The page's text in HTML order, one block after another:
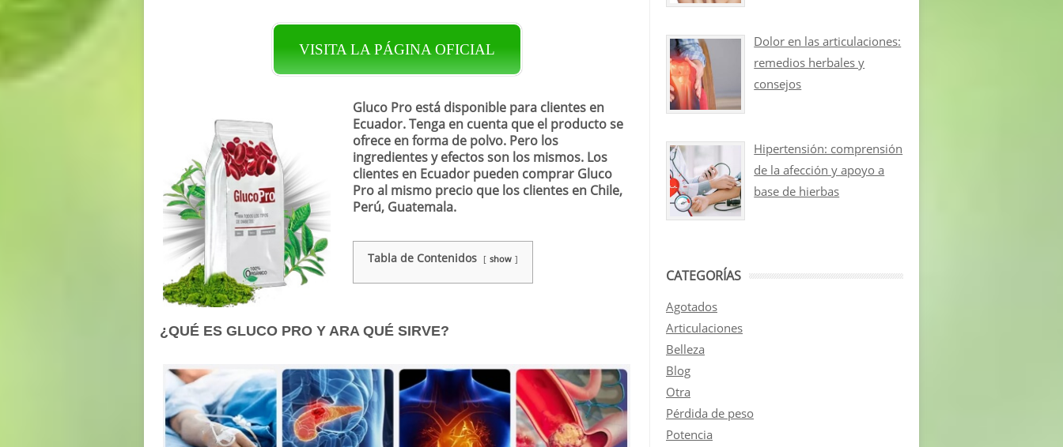
VISITA LA PÁGINA OFICIAL
Gluco Pro está disponible para clientes en
Ecuador. Tenga en cuenta que el producto se
ofrece en forma de polvo. Pero los
ingredientes y efectos son los mismos. Los
clientes en Ecuador pueden comprar Gluco
Pro al mismo precio que los clientes en Chile,
Perú, Guatemala.
Tabla de Contenidos show
¿QUÉ ES GLUCO PRO Y ARA QUÉ SIRVE?
Dolor en las articulaciones:
remedios herbales y
consejos
Hipertensión: comprensión
de la afección y apoyo a
base de hierbas
CATEGORÍAS
Agotados
Articulaciones
Belleza
Blog
Otra
Pérdida de peso
Potencia